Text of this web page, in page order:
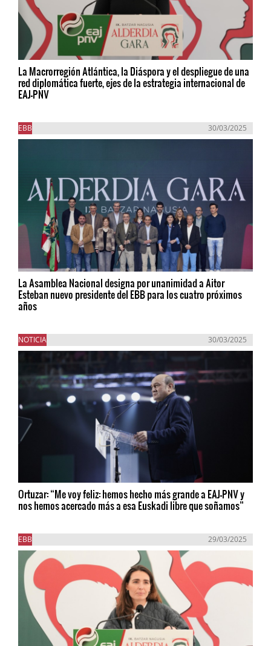
La Macrorregión Atlántica, la Diáspora y el despliegue de una
red diplomática fuerte, ejes de la estrategia internacional de
EAJ-PNV
EBB 30/03/2025
La Asamblea Nacional designa por unanimidad a Aitor
Esteban nuevo presidente del EBB para los cuatro próximos
años
NOTICIA 30/03/2025
Ortuzar: “Me voy feliz: hemos hecho más grande a EAJ-PNV y
nos hemos acercado más a esa Euskadi libre que soñamos”
EBB 29/03/2025